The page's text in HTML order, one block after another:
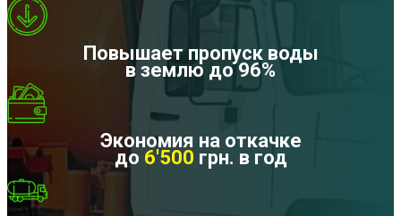
Повышает пропуск воды
в землю до 96%
Экономия на откачке
до 6'500 грн. в год